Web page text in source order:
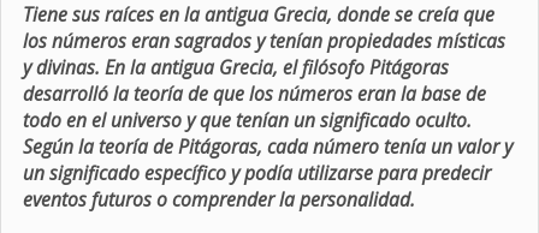
Tiene sus raíces en la antigua Grecia, donde se creía que
los números eran sagrados y tenían propiedades místicas
y divinas. En la antigua Grecia, el filósofo Pitágoras
desarrolló la teoría de que los números eran la base de
todo en el universo y que tenían un significado oculto.
Según la teoría de Pitágoras, cada número tenía un valor y
un significado específico y podía utilizarse para predecir
eventos futuros o comprender la personalidad.